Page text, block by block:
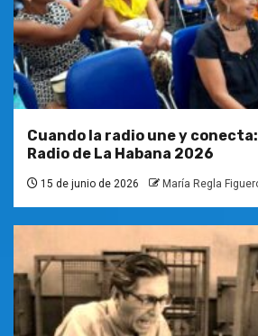
Cuando la radio une y
Radio de La Habana 2026
15 de junio de 2026 María Regla